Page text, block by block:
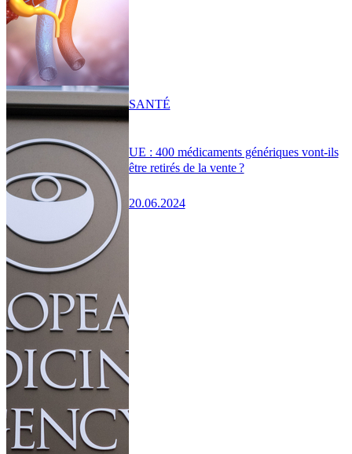
UE : 400 médicaments génériques vont-ils
être retirés de la vente ?
20.06.2024
SANTÉ